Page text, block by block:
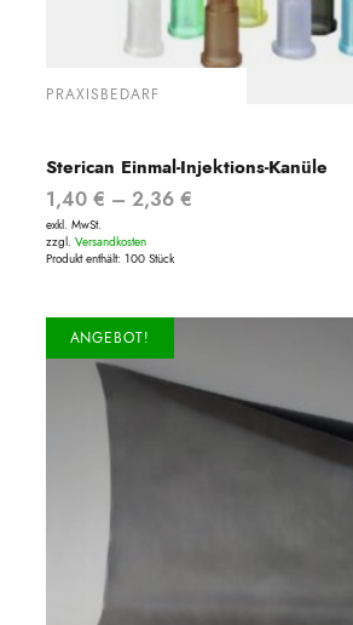
PRAXISBEDARF
Sterican Einmal-Injektions-Kanüle
1,40 € – 2,36 €
exkl. MwSt.
zzgl. Versandkosten
Produkt enthält: 100 Stück
ANGEBOT!